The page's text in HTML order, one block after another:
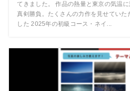
てきました。 作品の熱量と東京の気温
真剣勝負。たくさんの力作を見せていた
した 2025年の初級コース・ネイ...